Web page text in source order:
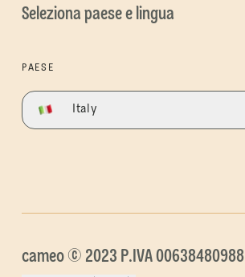
Seleziona paese e lingua
PAESE
Italy
cameo © 2023 P.IVA 00638480988